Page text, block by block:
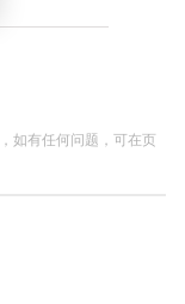
如有任何问题，可在页